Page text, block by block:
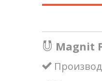
Magnit